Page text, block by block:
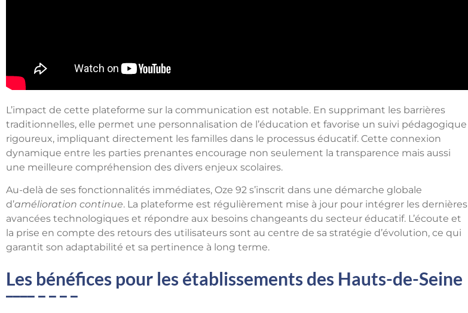
L’impact de cette plateforme sur la communication est notable. En supprimant les barrières
traditionnelles, elle permet une personnalisation de l’éducation et favorise un suivi pédagogique
rigoureux, impliquant directement les familles dans le processus éducatif. Cette connexion
dynamique entre les parties prenantes encourage non seulement la transparence mais aussi
une meilleure compréhension des divers enjeux scolaires.
Au-delà de ses fonctionnalités immédiates, Oze 92 s’inscrit dans une démarche globale
d’amélioration continue. La plateforme est régulièrement mise à jour pour intégrer les dernières
avancées technologiques et répondre aux besoins changeants du secteur éducatif. L’écoute et
la prise en compte des retours des utilisateurs sont au centre de sa stratégie d’évolution, ce qui
garantit son adaptabilité et sa pertinence à long terme.
Les bénéfices pour les établissements des Hauts-de-Seine